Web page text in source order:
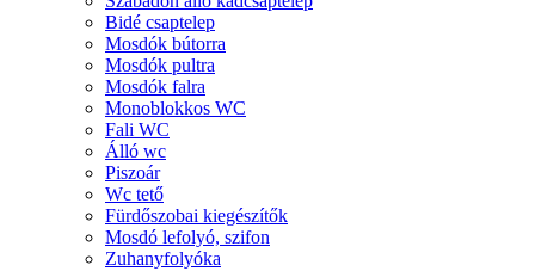
Bidé csaptelep
Mosdók bútorra
Mosdók pultra
Mosdók falra
Monoblokkos WC
Fali WC
Álló wc
Piszoár
Wc tető
Fürdőszobai kiegészítők
Mosdó lefolyó, szifon
Zuhanyfolyóka